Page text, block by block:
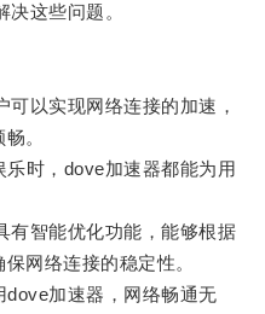
这些问题。
以实现网络连接的加速，
。
时，dove加速器都能为用
智能优化功能，能够根据
网络连接的稳定性。
加速器，网络畅通无